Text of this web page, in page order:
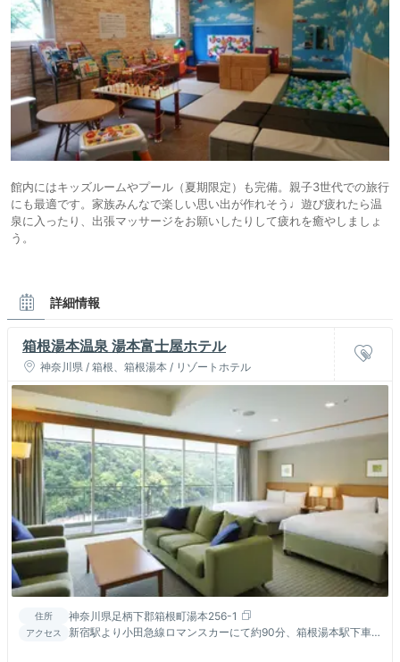
館内にはキッズルームやプール（夏期限定）も完備。親子3世代での旅行
にも最適です。家族みんなで楽しい思い出が作れそう♩遊び疲れたら温
泉に入ったり、出張マッサージをお願いしたりして疲れを癒やしましょ
う。
詳細情報
箱根湯本温泉 湯本富士屋ホテル
神奈川県 / 箱根、箱根湯本 / リゾートホテル
住所 神奈川県足柄下郡箱根町湯本256-1
アクセス
新宿駅より小田急線ロマンスカーにて約90分、箱根湯本駅下車